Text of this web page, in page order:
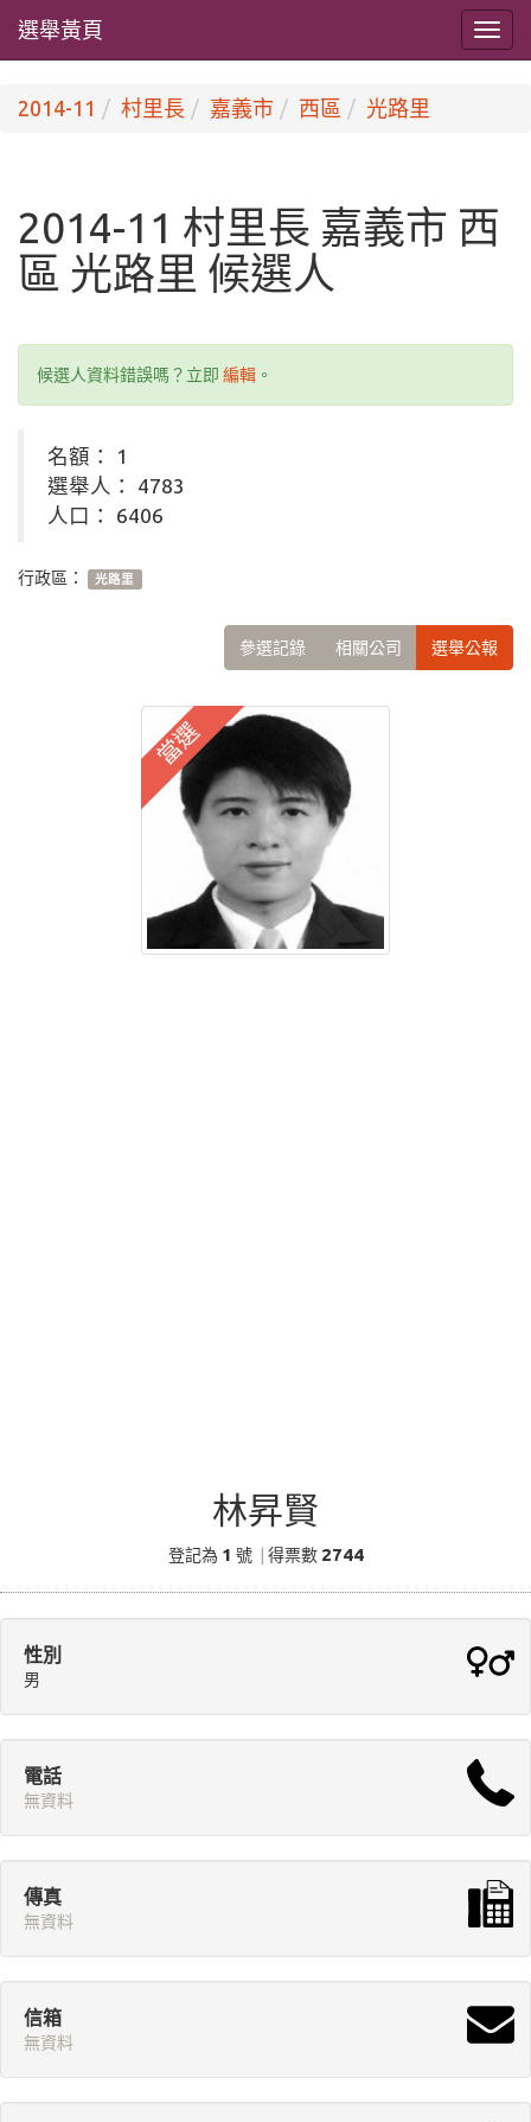
選舉黃頁
2014-11 村里長 嘉義市 西區 光路里
2014-11 村里長 嘉義市 西
區 光路里 候選人
候選人資料錯誤嗎？立即 編輯 。
名額： 1
選舉人： 4783
人口： 6406
行政區： 光路里
參選記錄 相關公司 選舉公報
當選
林昇賢
登記為 1 號 得票數 2744
性別
男
電話
無資料
傳真
無資料
信箱
無資料